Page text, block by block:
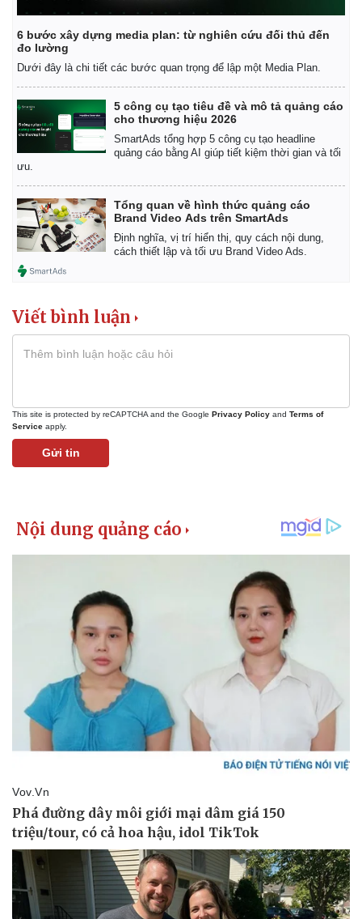
Văn hóa
Sân khấu - Điện ảnh
Văn học
Âm nhạc
Di sản
Giải trí
Nghệ sĩ
Thời trang
Sao Việt
6 bước xây dựng media plan: từ nghiên cứu đối thủ đến
đo lường
Dưới đây là chi tiết các bước quan trọng để lập một Media Plan.
5 công cụ tạo tiêu đề và mô tả quảng cáo
cho thương hiệu 2026
SmartAds tổng hợp 5 công cụ tạo headline
quảng cáo bằng AI giúp tiết kiệm thời gian và tối
ưu.
Tổng quan về hình thức quảng cáo
Brand Video Ads trên SmartAds
Định nghĩa, vị trí hiển thị, quy cách nội dung,
cách thiết lập và tối ưu Brand Video Ads.
Viết bình luận
This site is protected by reCAPTCHA and the Google Privacy Policy and Terms of
Service apply.
Gửi tin